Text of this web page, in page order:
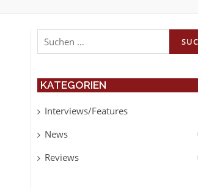
Suchen
nach:
KATEGORIEN
Interviews/Features
News
Reviews